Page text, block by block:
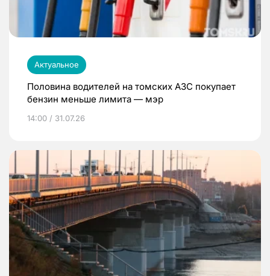
Актуальное
Половина водителей на томских АЗС покупает
бензин меньше лимита — мэр
14:00 / 31.07.26